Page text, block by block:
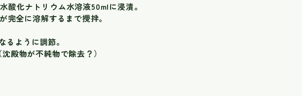
酸化ナトリウム水溶液50mlに浸漬。
全に溶解するまで攪拌。
ように調節。
殿物が不純物で除去？）